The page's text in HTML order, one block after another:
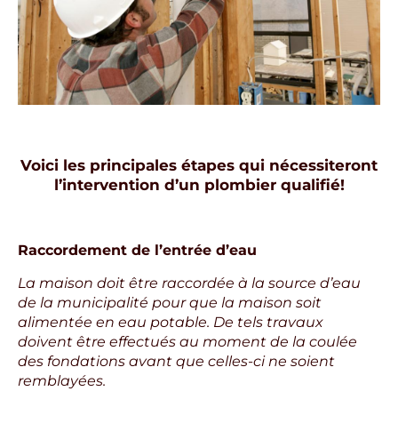
Voici les principales étapes qui nécessiteront
l’intervention d’un plombier qualifié!
Raccordement de l’entrée d’eau
La maison doit être raccordée à la source d’eau
de la municipalité pour que la maison soit
alimentée en eau potable. De tels travaux
doivent être effectués au moment de la coulée
des fondations avant que celles-ci ne soient
remblayées.